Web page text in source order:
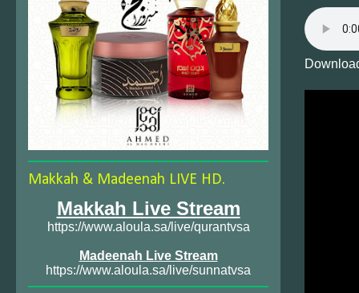
Makkah & Madeenah LIVE HD.
Makkah Live Stream
https://www.aloula.sa/live/qurantvsa
Madeenah Live Stream
https://www.aloula.sa/live/sunnatvsa